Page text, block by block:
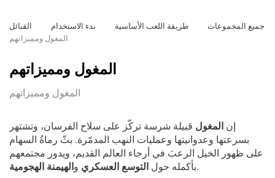
جميع المجموعات طريقة اللعب الأساسية بدء الاستخدام
القبائل
المغول ومميزاتهم
المغول ومميزاتهم
المغول ومميزاتهم
إن المغول قبيلة شرسة تركّز على سلاح الفرسان، وتشتهر
بسرعتها وعدوانيتها وعمليات النهب المدمّرة. بثّ رماةُ السهام
على ظهور الخيل الرعبَ في أرجاء العالم القديم، ويدور مجتمعهم
بأكمله حول التوسع العسكري والهيمنة الهجومية .